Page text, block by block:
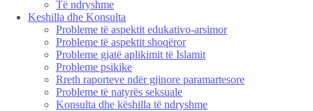
Të ndryshme
Keshilla dhe Konsulta
Probleme të aspektit edukativo-arsimor
Probleme të aspektit shoqëror
Probleme gjatë aplikimit të Islamit
Probleme psikike
Rreth raporteve ndër gjinore paramartesore
Probleme të natyrës seksuale
Konsulta dhe këshilla të ndryshme